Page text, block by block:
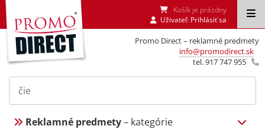
Promo Direct – reklamné predmety
info@promodirect.sk
tel. 917 747 955
Košík je prázdny
Uživateľ: Prihlásiť sa
Reklamné predmety– kategórie